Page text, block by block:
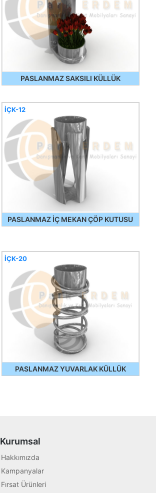
PASLANMAZ SAKSILI KÜLLÜK
PASLANMAZ İÇ MEKAN ÇÖP KUTUSU
İÇK-12
PASLANMAZ YUVARLAK KÜLLÜK
İÇK-20
Kurumsal
Hakkımızda
Kampanyalar
Fırsat Ürünleri